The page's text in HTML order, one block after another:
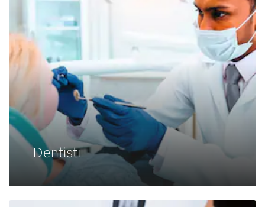
Dentisti